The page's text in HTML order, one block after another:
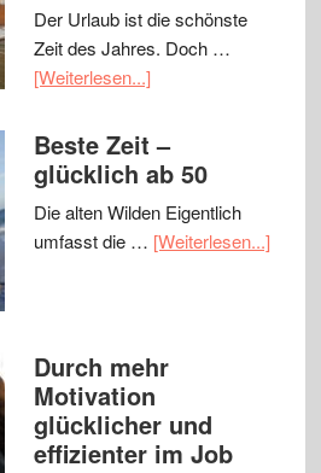
Der Urlaub ist die schönste
Zeit des Jahres. Doch …
[Weiterlesen...]
Beste Zeit –
glücklich ab 50
Die alten Wilden Eigentlich
umfasst die … [Weiterlesen...]
Durch mehr
Motivation
glücklicher und
effizienter im Job